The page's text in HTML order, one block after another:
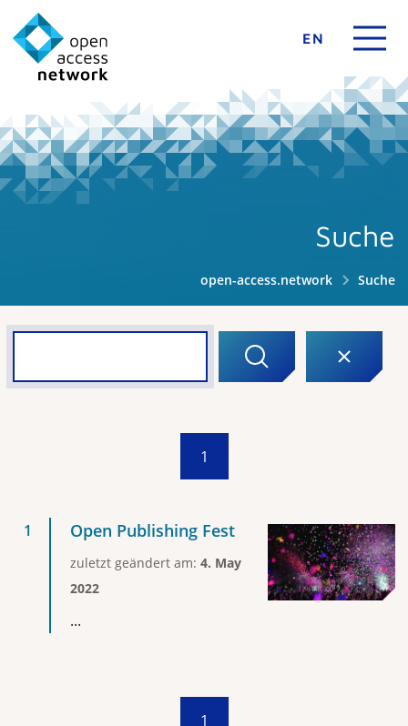
EN
Suche
open-access.network Suche
1
Open Publishing Fest
zuletzt geändert am: 4. May
2022
...
1